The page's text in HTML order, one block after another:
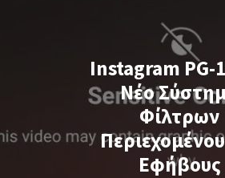
Instagram PG-
Νέο
Φίλτρων
Εφήβους